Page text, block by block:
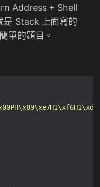
Address + Shell
Stack 上面寫的
單的題目。
PH\x89\xe7H1\xf6H1\xd2